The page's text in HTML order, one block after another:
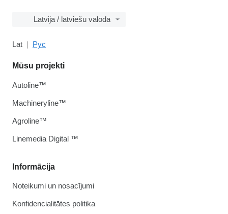
Latvija / latviešu valoda
Lat Рус
Informācija
Noteikumi un nosacījumi
Konfidencialitātes politika
Mūsu projekti
Autoline™
Machineryline™
Agroline™
Linemedia Digital ™